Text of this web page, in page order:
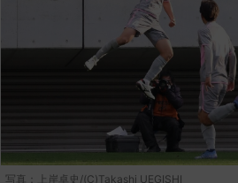
写真：上岸卓史/(C)Takashi UEGISHI